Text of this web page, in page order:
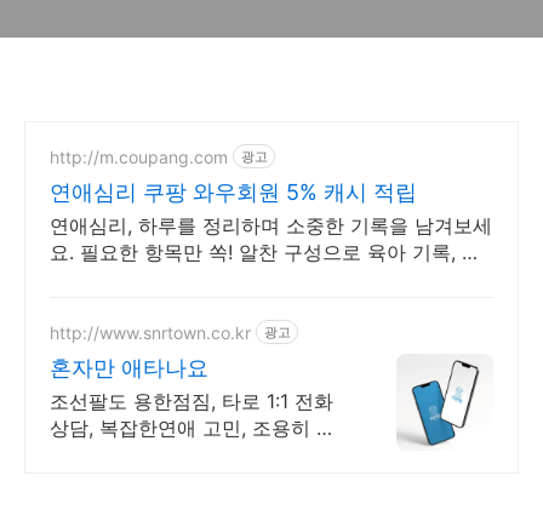
http://m.coupang.com 광고
연애심리 쿠팡 와우회원 5% 캐시 적립
연애심리, 하루를 정리하며 소중한 기록을 남겨보세
요. 필요한 항목만 쏙! 알찬 구성으로 육아 기록, 경
http://www.snrtown.co.kr 광고
혼자만 애타나요
조선팔도 용한점짐, 타로 1:1 전화
상담, 복잡한연애 고민, 조용히 들